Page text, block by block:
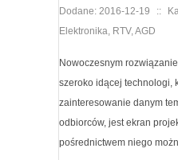
Dodane: 2016-12-19 ::
Elektronika, RTV, AGD
Nowoczesnym
szeroko idącej technologi,
zainteresowanie danym
odbiorców, jest ekran
pośrednictwem niego